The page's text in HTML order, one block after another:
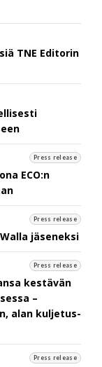
TNE Editorin
Press release
ECO:n
Press release
jäseneksi
Press release
kestävän
–
alan kuljetus-
Press release